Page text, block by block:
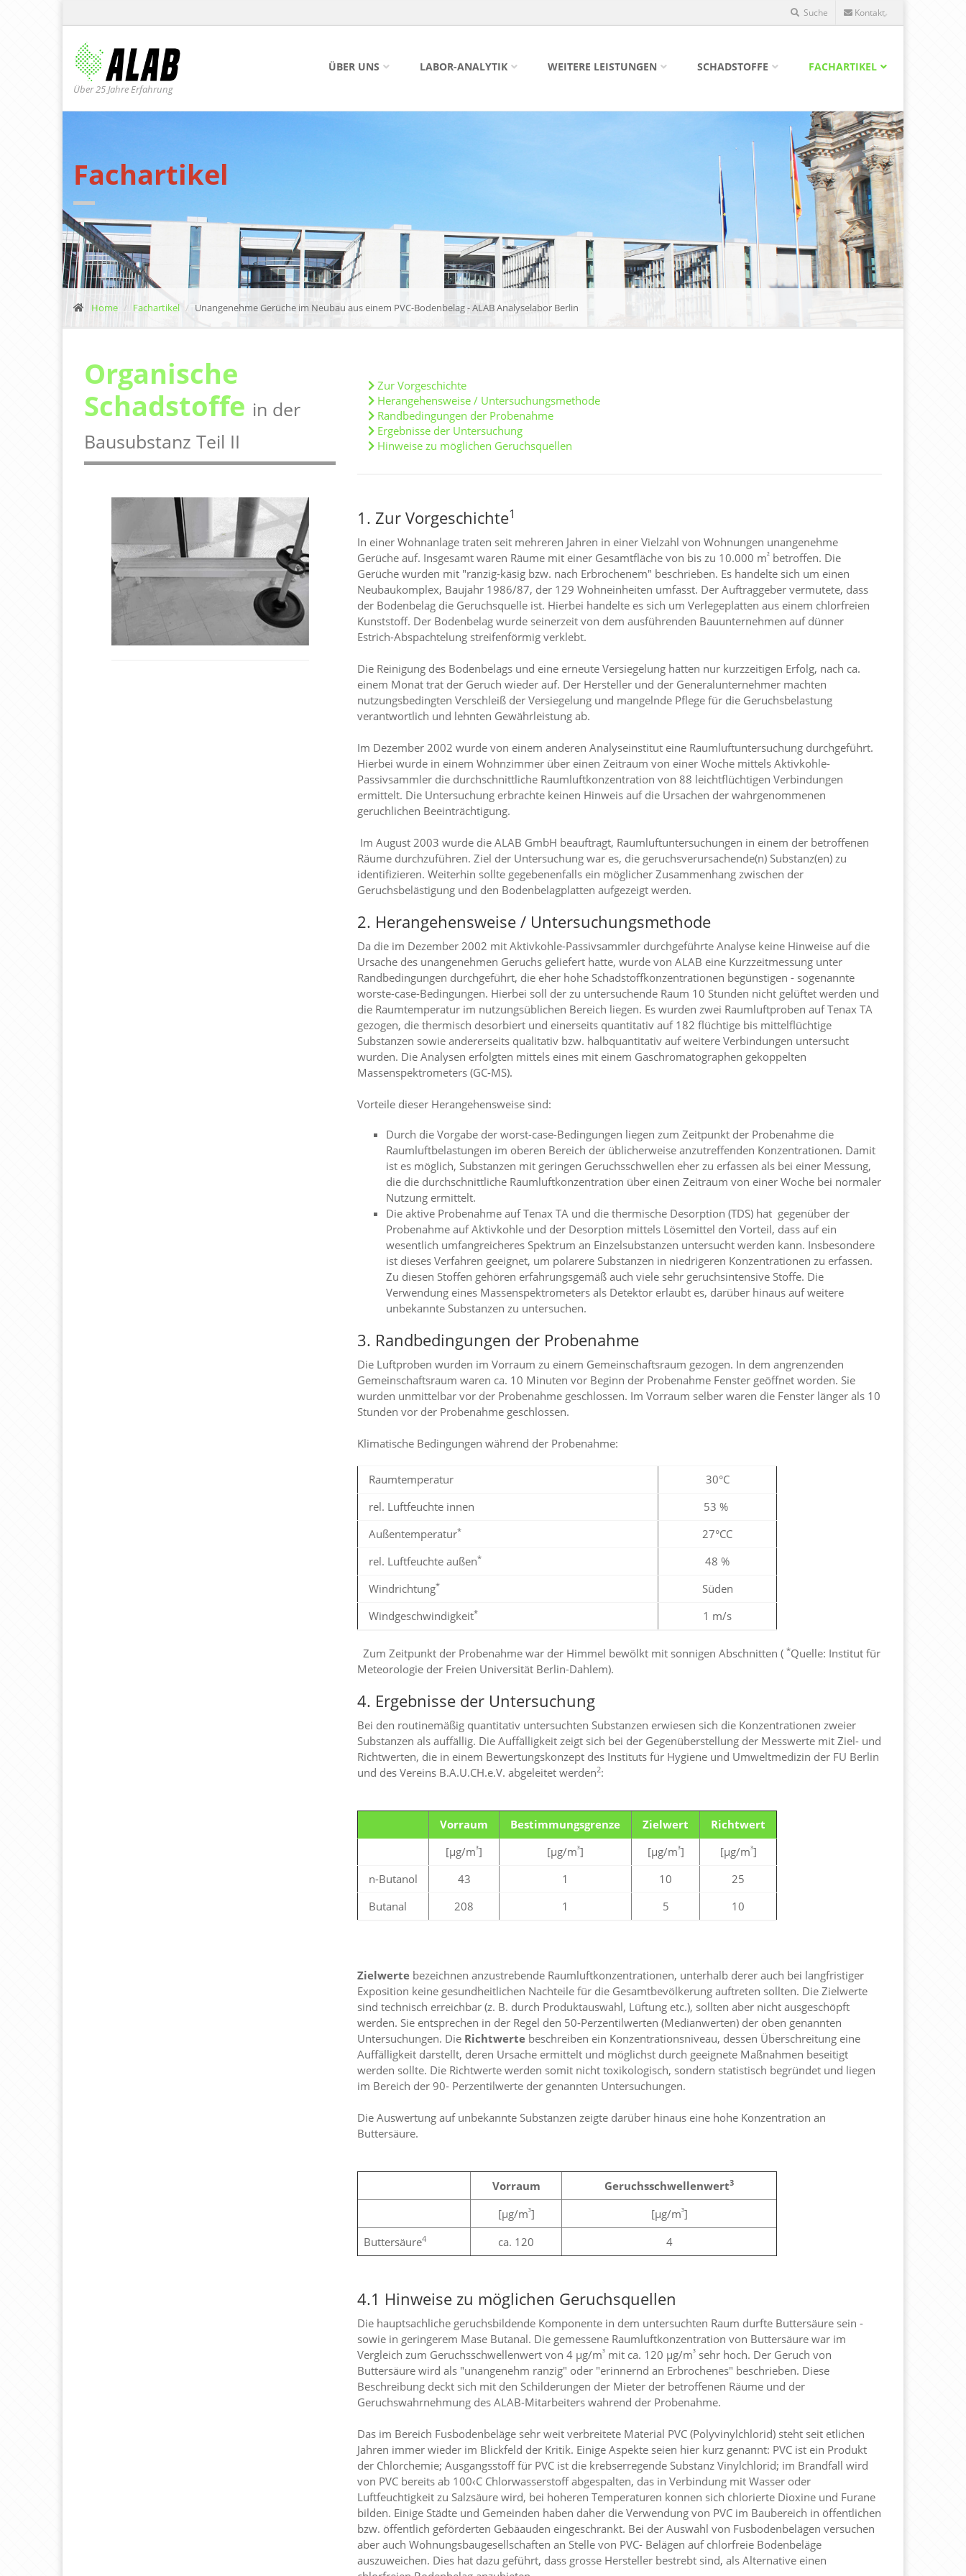
Suche Kontakt
Über 25 Jahre Erfahrung
ÜBER UNS LABOR-ANALYTIK WEITERE LEISTUNGEN SCHADSTOFFE FACHARTIKEL
Fachartikel
Home Fachartikel Unangenehme Gerüche im Neubau aus einem PVC-Bodenbelag - ALAB Analyselabor Berlin
Organische
Schadstoffe in der
Bausubstanz Teil II
Zur Vorgeschichte
Herangehensweise / Untersuchungsmethode
Randbedingungen der Probenahme
Ergebnisse der Untersuchung
Hinweise zu möglichen Geruchsquellen
1. Zur Vorgeschichte1
In einer Wohnanlage traten seit mehreren Jahren in einer Vielzahl von Wohnungen unangenehme
Gerüche auf. Insgesamt waren Räume mit einer Gesamtfläche von bis zu 10.000 m² betroffen. Die
Gerüche wurden mit "ranzig-käsig bzw. nach Erbrochenem" beschrieben. Es handelte sich um einen
Neubaukomplex, Baujahr 1986/87, der 129 Wohneinheiten umfasst. Der Auftraggeber vermutete, dass
der Bodenbelag die Geruchsquelle ist. Hierbei handelte es sich um Verlegeplatten aus einem chlorfreien
Kunststoff. Der Bodenbelag wurde seinerzeit von dem ausführenden Bauunternehmen auf dünner
Estrich-Abspachtelung streifenförmig verklebt.
Die Reinigung des Bodenbelags und eine erneute Versiegelung hatten nur kurzzeitigen Erfolg, nach ca.
einem Monat trat der Geruch wieder auf. Der Hersteller und der Generalunternehmer machten
nutzungsbedingten Verschleiß der Versiegelung und mangelnde Pflege für die Geruchsbelastung
verantwortlich und lehnten Gewährleistung ab.
Im Dezember 2002 wurde von einem anderen Analyseinstitut eine Raumluftuntersuchung durchgeführt.
Hierbei wurde in einem Wohnzimmer über einen Zeitraum von einer Woche mittels Aktivkohle-
Passivsammler die durchschnittliche Raumluftkonzentration von 88 leichtflüchtigen Verbindungen
ermittelt. Die Untersuchung erbrachte keinen Hinweis auf die Ursachen der wahrgenommenen
geruchlichen Beeinträchtigung.
Im August 2003 wurde die ALAB GmbH beauftragt, Raumluftuntersuchungen in einem der betroffenen
Räume durchzuführen. Ziel der Untersuchung war es, die geruchsverursachende(n) Substanz(en) zu
identifizieren. Weiterhin sollte gegebenenfalls ein möglicher Zusammenhang zwischen der
Geruchsbelästigung und den Bodenbelagplatten aufgezeigt werden.
2. Herangehensweise / Untersuchungsmethode
Da die im Dezember 2002 mit Aktivkohle-Passivsammler durchgeführte Analyse keine Hinweise auf die
Ursache des unangenehmen Geruchs geliefert hatte, wurde von ALAB eine Kurzzeitmessung unter
Randbedingungen durchgeführt, die eher hohe Schadstoffkonzentrationen begünstigen - sogenannte
worste-case-Bedingungen. Hierbei soll der zu untersuchende Raum 10 Stunden nicht gelüftet werden und
die Raumtemperatur im nutzungsüblichen Bereich liegen. Es wurden zwei Raumluftproben auf Tenax TA
gezogen, die thermisch desorbiert und einerseits quantitativ auf 182 flüchtige bis mittelflüchtige
Substanzen sowie andererseits qualitativ bzw. halbquantitativ auf weitere Verbindungen untersucht
wurden. Die Analysen erfolgten mittels eines mit einem Gaschromatographen gekoppelten
Massenspektrometers (GC-MS).
Vorteile dieser Herangehensweise sind:
Durch die Vorgabe der worst-case-Bedingungen liegen zum Zeitpunkt der Probenahme die
Raumluftbelastungen im oberen Bereich der üblicherweise anzutreffenden Konzentrationen. Damit
ist es möglich, Substanzen mit geringen Geruchsschwellen eher zu erfassen als bei einer Messung,
die die durchschnittliche Raumluftkonzentration über einen Zeitraum von einer Woche bei normaler
Nutzung ermittelt.
Die aktive Probenahme auf Tenax TA und die thermische Desorption (TDS) hat gegenüber der
Probenahme auf Aktivkohle und der Desorption mittels Lösemittel den Vorteil, dass auf ein
wesentlich umfangreicheres Spektrum an Einzelsubstanzen untersucht werden kann. Insbesondere
ist dieses Verfahren geeignet, um polarere Substanzen in niedrigeren Konzentrationen zu erfassen.
Zu diesen Stoffen gehören erfahrungsgemäß auch viele sehr geruchsintensive Stoffe. Die
Verwendung eines Massenspektrometers als Detektor erlaubt es, darüber hinaus auf weitere
unbekannte Substanzen zu untersuchen.
3. Randbedingungen der Probenahme
Die Luftproben wurden im Vorraum zu einem Gemeinschaftsraum gezogen. In dem angrenzenden
Gemeinschaftsraum waren ca. 10 Minuten vor Beginn der Probenahme Fenster geöffnet worden. Sie
wurden unmittelbar vor der Probenahme geschlossen. Im Vorraum selber waren die Fenster länger als 10
Stunden vor der Probenahme geschlossen.
Klimatische Bedingungen während der Probenahme:
Raumtemperatur
30°C
rel. Luftfeuchte innen
53 %
Außentemperatur*
27°CC
rel. Luftfeuchte außen*
48 %
Windrichtung*
Süden
Windgeschwindigkeit* 1 m/s
Zum Zeitpunkt der Probenahme war der Himmel bewölkt mit sonnigen Abschnitten ( *Quelle: Institut für
Meteorologie der Freien Universität Berlin-Dahlem).
4. Ergebnisse der Untersuchung
Bei den routinemäßig quantitativ untersuchten Substanzen erwiesen sich die Konzentrationen zweier
Substanzen als auffällig. Die Auffälligkeit zeigt sich bei der Gegenüberstellung der Messwerte mit Ziel- und
Richtwerten, die in einem Bewertungskonzept des Instituts für Hygiene und Umweltmedizin der FU Berlin
und des Vereins B.A.U.CH.e.V. abgeleitet werden2:
Vorraum Bestimmungsgrenze Zielwert
Richtwert
[µg/m³] [µg/m³] [µg/m³] [µg/m³]
n-Butanol
43 1 10
25
Butanal
208 1 5 10
Zielwerte bezeichnen anzustrebende Raumluftkonzentrationen, unterhalb derer auch bei langfristiger
Exposition keine gesundheitlichen Nachteile für die Gesamtbevölkerung auftreten sollten. Die Zielwerte
sind technisch erreichbar (z. B. durch Produktauswahl, Lüftung etc.), sollten aber nicht ausgeschöpft
werden. Sie entsprechen in der Regel den 50-Perzentilwerten (Medianwerten) der oben genannten
Untersuchungen. Die Richtwerte beschreiben ein Konzentrationsniveau, dessen Überschreitung eine
Auffälligkeit darstellt, deren Ursache ermittelt und möglichst durch geeignete Maßnahmen beseitigt
werden sollte. Die Richtwerte werden somit nicht toxikologisch, sondern statistisch begründet und liegen
im Bereich der 90- Perzentilwerte der genannten Untersuchungen.
Die Auswertung auf unbekannte Substanzen zeigte darüber hinaus eine hohe Konzentration an
Buttersäure.
Vorraum Geruchsschwellenwert3
[µg/m³] [µg/m³]
Buttersäure4 ca. 120 4
4.1 Hinweise zu möglichen Geruchsquellen
Die hauptsachliche geruchsbildende Komponente in dem untersuchten Raum durfte Buttersäure sein -
sowie in geringerem Mase Butanal. Die gemessene Raumluftkonzentration von Buttersäure war im
Vergleich zum Geruchsschwellenwert von 4 µg/m³ mit ca. 120 µg/m³ sehr hoch. Der Geruch von
Buttersäure wird als "unangenehm ranzig" oder "erinnernd an Erbrochenes" beschrieben. Diese
Beschreibung deckt sich mit den Schilderungen der Mieter der betroffenen Räume und der
Geruchswahrnehmung des ALAB-Mitarbeiters wahrend der Probenahme.
Das im Bereich Fusbodenbeläge sehr weit verbreitete Material PVC (Polyvinylchlorid) steht seit etlichen
Jahren immer wieder im Blickfeld der Kritik. Einige Aspekte seien hier kurz genannt: PVC ist ein Produkt
der Chlorchemie; Ausgangsstoff für PVC ist die krebserregende Substanz Vinylchlorid; im Brandfall wird
von PVC bereits ab 100‹C Chlorwasserstoff abgespalten, das in Verbindung mit Wasser oder
Luftfeuchtigkeit zu Salzsäure wird, bei hoheren Temperaturen konnen sich chlorierte Dioxine und Furane
bilden. Einige Städte und Gemeinden haben daher die Verwendung von PVC im Baubereich in öffentlichen
bzw. öffentlich geförderten Gebäauden eingeschrankt. Bei der Auswahl von Fusbodenbelägen versuchen
aber auch Wohnungsbaugesellschaften an Stelle von PVC- Belägen auf chlorfreie Bodenbeläge
auszuweichen. Dies hat dazu geführt, dass grosse Hersteller bestrebt sind, als Alternative einen